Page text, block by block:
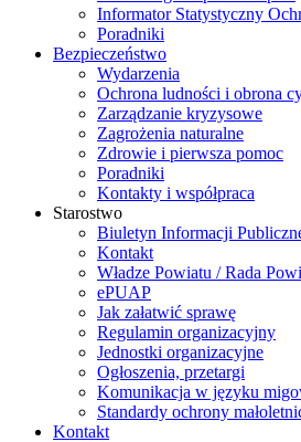
Informator Statystyczny
Poradniki
Bezpieczeństwo
Wydarzenia
Ochrona ludności i obrona
Zarządzanie kryzysowe
Zagrożenia naturalne
Zdrowie i pierwsza pomoc
Poradniki
Kontakty i współpraca
Starostwo
Biuletyn Informacji
Kontakt
Władze Powiatu / Rada
ePUAP
Jak załatwić sprawę
Regulamin organizacyjny
Jednostki organizacyjne
Ogłoszenia, przetargi
Komunikacja w języku
Standardy ochrony
Kontakt